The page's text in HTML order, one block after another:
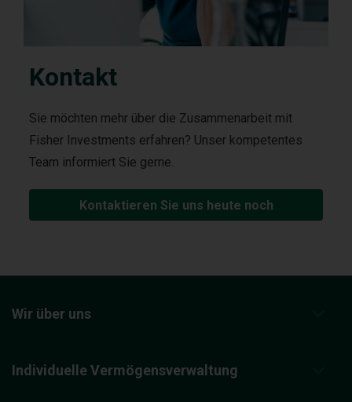
Kontakt
Sie möchten mehr über die Zusammenarbeit mit
Fisher Investments erfahren? Unser kompetentes
Team informiert Sie gerne.
Kontaktieren Sie uns heute noch
Wir über uns
Individuelle Vermögensverwaltung